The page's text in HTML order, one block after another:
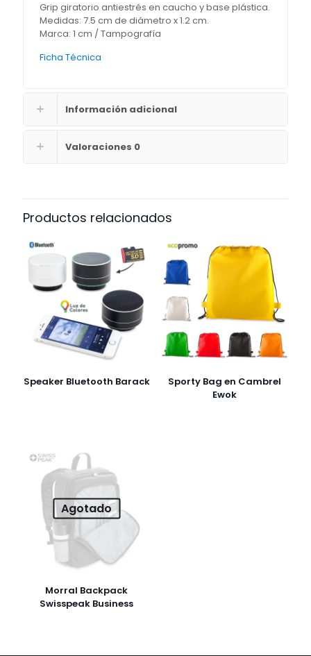
Grip giratorio antiestrés en caucho y base plástica.
Medidas: 7.5 cm de diámetro x 1.2 cm.
Marca: 1 cm / Tampografía
Ficha Técnica
Información adicional
Valoraciones 0
Productos relacionados
Speaker Bluetooth Barack
Sporty Bag en Cambrel
Ewok
Agotado
Morral Backpack
Swisspeak Business